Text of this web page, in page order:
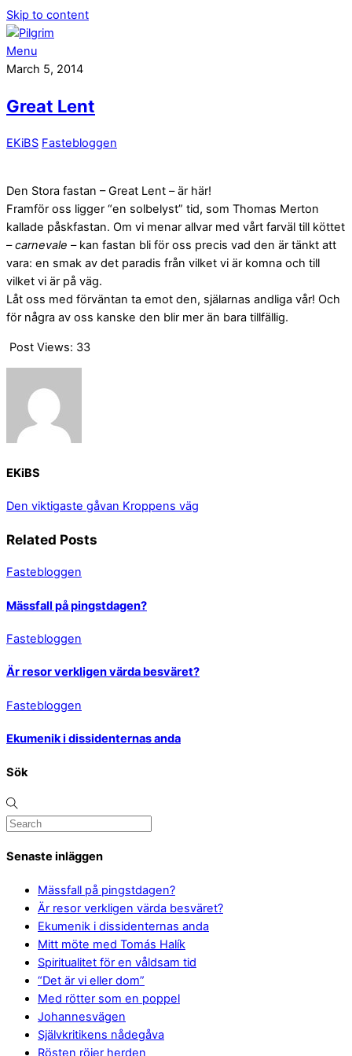
Skip to content
Menu
March 5, 2014
Great Lent
EKiBS Fastebloggen
Den Stora fastan – Great Lent – är här!
Framför oss ligger “en solbelyst” tid, som Thomas Merton
kallade påskfastan. Om vi menar allvar med vårt farväl till köttet
–carnevale – kan fastan bli för oss precis vad den är tänkt att
vara: en smak av det paradis från vilket vi är komna och till
vilket vi är på väg.
Låt oss med förväntan ta emot den, själarnas andliga vår! Och
för några av oss kanske den blir mer än bara tillfällig.
Post Views: 33
EKiBS
Den viktigaste gåvan Kroppens väg
Related Posts
Fastebloggen
Mässfall på pingstdagen?
Fastebloggen
Är resor verkligen värda besväret?
Fastebloggen
Ekumenik i dissidenternas anda
Sök
Senaste inläggen
Mässfall på pingstdagen?
Är resor verkligen värda besväret?
Ekumenik i dissidenternas anda
Mitt möte med Tomás Halík
Spiritualitet för en våldsam tid
“Det är vi eller dom”
Med rötter som en poppel
Johannesvägen
Självkritikens nådegåva
Rösten röjer herden